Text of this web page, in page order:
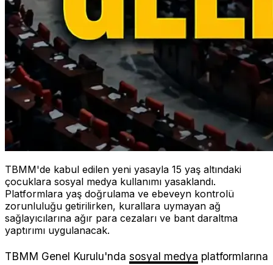
TBMM'de kabul edilen yeni yasayla 15 yaş altındaki
çocuklara sosyal medya kullanımı yasaklandı.
Platformlara yaş doğrulama ve ebeveyn kontrolü
zorunluluğu getirilirken, kurallara uymayan ağ
sağlayıcılarına ağır para cezaları ve bant daraltma
yaptırımı uygulanacak.
TBMM Genel Kurulu'nda sosyal medya platformlarına